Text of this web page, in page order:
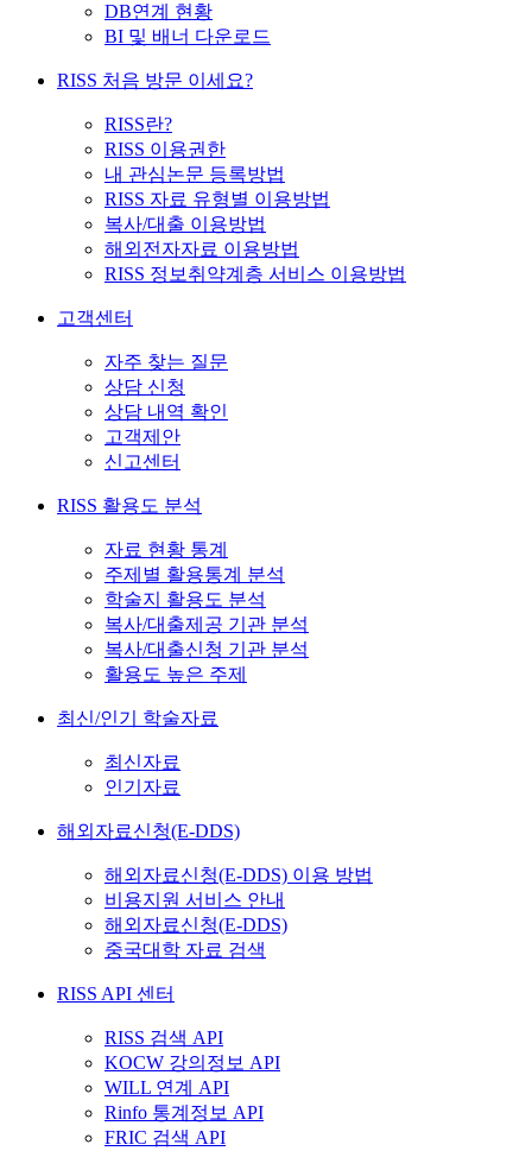
DB연계 현황
BI 및 배너 다운로드
RISS 처음 방문 이세요?
RISS란?
RISS 이용권한
내 관심논문 등록방법
RISS 자료 유형별 이용방법
복사/대출 이용방법
해외전자자료 이용방법
RISS 정보취약계층 서비스 이용방법
고객센터
자주 찾는 질문
상담 신청
상담 내역 확인
고객제안
신고센터
RISS 활용도 분석
자료 현황 통계
주제별 활용통계 분석
학술지 활용도 분석
복사/대출제공 기관 분석
복사/대출신청 기관 분석
활용도 높은 주제
최신/인기 학술자료
최신자료
인기자료
해외자료신청(E-DDS)
해외자료신청(E-DDS) 이용 방법
비용지원 서비스 안내
해외자료신청(E-DDS)
중국대학 자료 검색
RISS API 센터
RISS 검색 API
KOCW 강의정보 API
WILL 연계 API
Rinfo 통계정보 API
FRIC 검색 API